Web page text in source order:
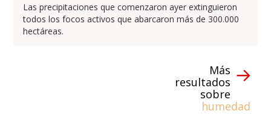
Las precipitaciones que comenzaron ayer extinguieron
todos los focos activos que abarcaron más de 300.000
hectáreas.
Más
resultados
sobre
humedad